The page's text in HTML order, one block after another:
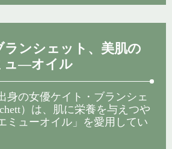
ランシェット、美肌の
ュ―オイル
身の女優ケイト・ブランシェ
）は、肌に栄養を与えつや
ミューオイル」を愛用してい